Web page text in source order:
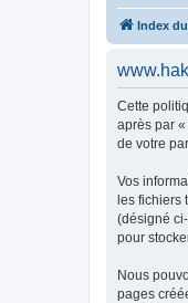
Index
Cette
après par
de votre
Vos
les fichiers
(désigné
pour
Nous
pages